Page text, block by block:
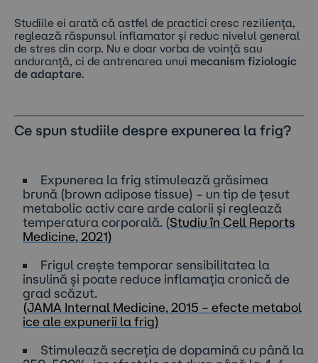
Studiile ei arată că astfel de practici cresc reziliența,
reglează răspunsul inflamator și reduc nivelul general
de stres din corp. Nu e doar vorba de voință sau
anduranță, ci de antrenarea unui mecanism fiziologic
de adaptare
Ce spun studiile despre expunerea la frig?
Expunerea la frig stimulează grăsimea
brună (brown adipose tissue) – un tip de țesut
metabolic activ care arde calorii și reglează
temperatura corporală. (Studiu în Cell Reports
Medicine, 2021)
Frigul crește temporar sensibilitatea la
insulină și poate reduce inflamația cronică de
grad scăzut.
(JAMA Internal Medicine, 2015 – efecte metabol
ice ale expunerii la frig)
Stimulează secreția de dopamină cu până la